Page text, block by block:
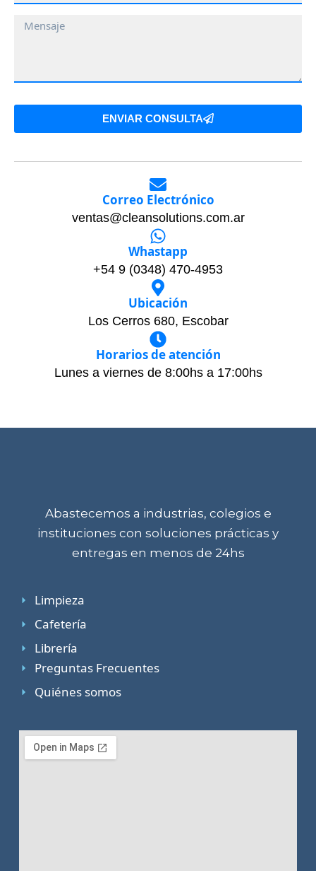
Mensaje
ENVIAR CONSULTA
Correo Electrónico
ventas@cleansolutions.com.ar
Whastapp
+54 9 (0348) 470-4953
Ubicación
Los Cerros 680, Escobar
Horarios de atención
Lunes a viernes de 8:00hs a 17:00hs
Abastecemos a industrias, colegios e
instituciones con soluciones prácticas y
entregas en menos de 24hs
Limpieza
Cafetería
Librería
Preguntas Frecuentes
Quiénes somos